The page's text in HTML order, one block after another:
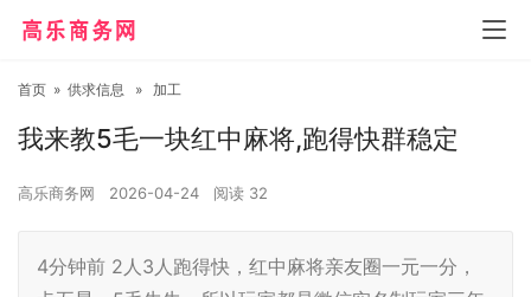
首页 » 供求信息 » 加工
我来教5毛一块红中麻将,跑得快群稳定
高乐商务网 2026-04-24 阅读 32
4分钟前 2人3人跑得快，红中麻将亲友圈一元一分，